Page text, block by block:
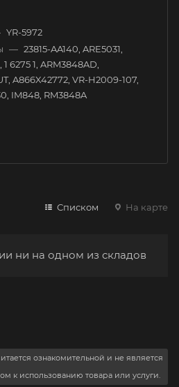
YR-5972
— 23815-AA140, ARE5031,
1 6275 1, ARM3848AD,
A866X42772, VR-H2009-107,
IM848, RM3848A
Списком На карте
ни на одном из складов
ознакомительной и не является
к использованию товара или услуги.